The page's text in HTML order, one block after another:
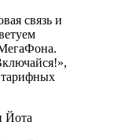
связь и
тарифных